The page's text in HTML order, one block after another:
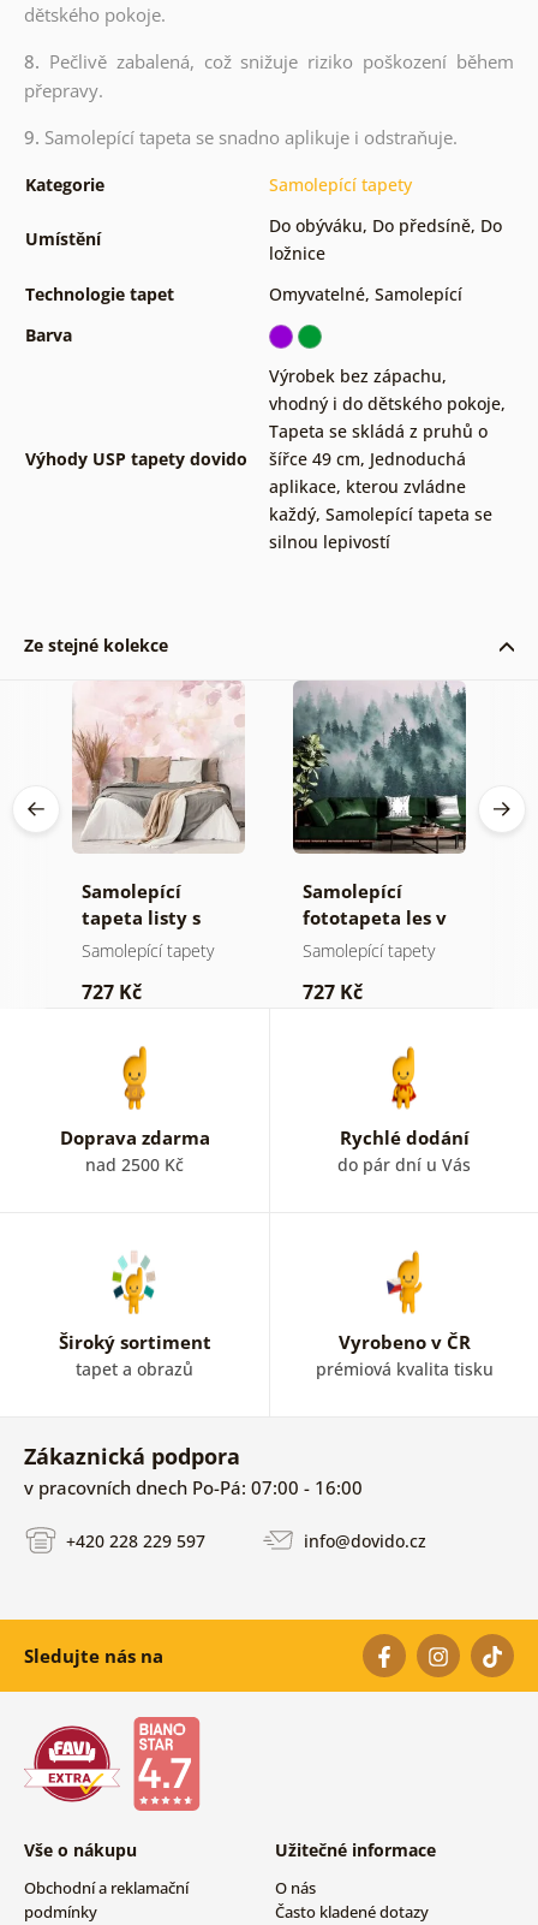
dětského pokoje.
8. Pečlivě zabalená, což snižuje riziko poškození během
přepravy.
9. Samolepící tapeta se snadno aplikuje i odstraňuje.
Kategorie Samolepící tapety
Umístění
Do obýváku, Do předsíně, Do
ložnice
Technologie tapet
Omyvatelné, Samolepící
Barva
Výhody USP tapety dovido
Výrobek bez zápachu,
vhodný i do dětského pokoje,
Tapeta se skládá z pruhů o
šířce 49 cm, Jednoduchá
aplikace, kterou zvládne
každý, Samolepící tapeta se
silnou lepivostí
Ze stejné kolekce
Samolepící
tapeta listy s
pastelovým
Samolepící tapety
727 Kč
Samolepící
fototapeta les v
mlze
Samolepící tapety
727 Kč
Doprava zdarma
nad 2500 Kč
Rychlé dodání
do pár dní u Vás
Široký sortiment
tapet a obrazů
Vyrobeno v ČR
prémiová kvalita tisku
Zákaznická podpora
v pracovních dnech Po-Pá: 07:00 - 16:00
+420 228 229 597 info@dovido.cz
Sledujte nás na
Vše o nákupu
Obchodní a reklamační
podmínky
Užitečné informace
O nás
Často kladené dotazy